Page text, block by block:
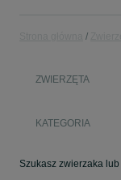
ZWIERZĘTA
KATEGORIA